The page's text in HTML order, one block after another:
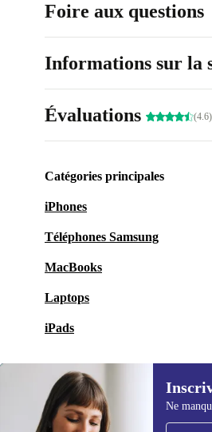
Foire aux questions
Informations sur la
Évaluations (4.6)
Catégories principales
iPhones
Téléphones Samsung
MacBooks
Laptops
iPads
Ne
Recevoir offres et